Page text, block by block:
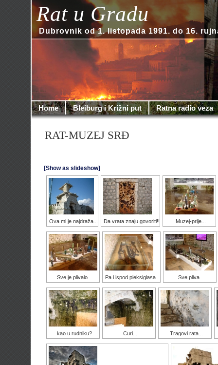
Rat u Gradu
Dubrovnik od 1. listopada 1991. do 16.
Home Bleiburg i Križni put Ratna radio veza
RAT-MUZEJ SRĐ
[Show as slideshow]
Ova mi je najdraža... Da vrata znaju govoriti!! Muzej-prije...
Sve je plivalo... Pa i ispod pleksiglasa... Sve pliva...
kao u rudniku? Curi... Tragovi rata...